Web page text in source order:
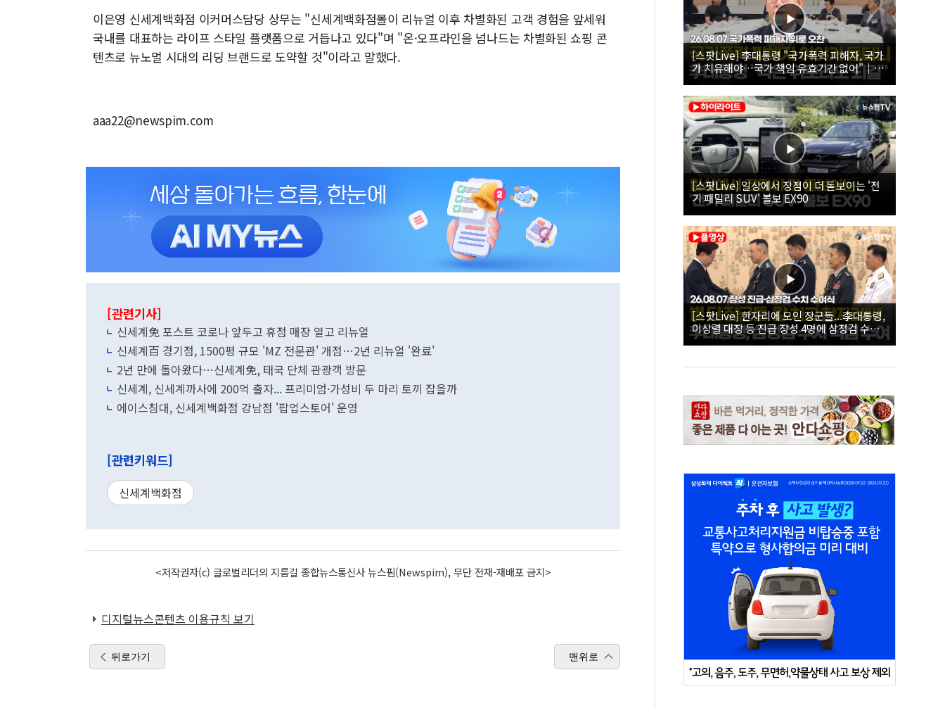
이은영 신세계백화점 이커머스담당 상무는 "신세계백화점몰이 리뉴얼 이후 차별화된 고객 경험을 앞세워
국내를 대표하는 라이프 스타일 플랫폼으로 거듭나고 있다"며 "온·오프라인을 넘나드는 차별화된 쇼핑 콘
텐츠로 뉴노멀 시대의 리딩 브랜드로 도약할 것"이라고 말했다.
aaa22@newspim.com
[관련기사]
신세계免 포스트 코로나 앞두고 휴점 매장 열고 리뉴얼
신세계百 경기점, 1500평 규모 'MZ 전문관' 개점…2년 리뉴얼 '완료'
2년 만에 돌아왔다…신세계免, 태국 단체 관광객 방문
신세계, 신세계까사에 200억 출자... 프리미엄·가성비 두 마리 토끼 잡을까
에이스침대, 신세계백화점 강남점 '팝업스토어' 운영
[관련키워드]
신세계백화점
<저작권자(c) 글로벌리더의 지름길 종합뉴스통신사 뉴스핌(Newspim), 무단 전재-재배포 금지>
디지털뉴스콘텐츠 이용규칙 보기
뒤로가기 맨위로
[스팟Live] 李대통령 "국가폭력 피해자, 국가
가 치유해야…국가 책임 유효기간 없어"｜
26.08.07 국가폭력 피해자 위로 오찬
[스팟Live] 일상에서 장점이 더 돋보이는 '전
기 패밀리 SUV' 볼보 EX90
[스팟Live] 한자리에 모인 장군들...李대통령,
이상렬 대장 등 진급 장성 4명에 삼정검 수치
직접 수여｜26.08.07 장성 진급·삼정검 수치